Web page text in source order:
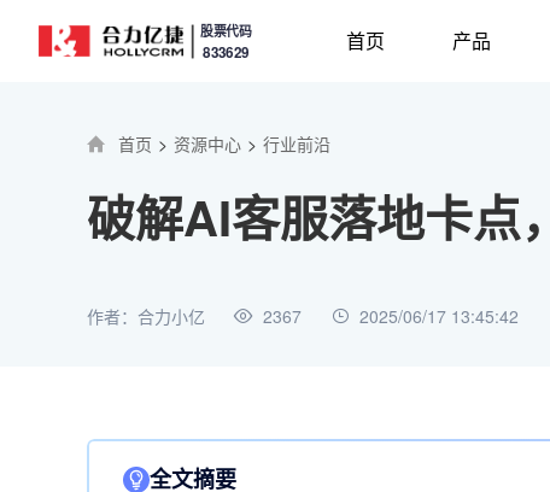
股票代码
833629 首页 产品
首页 > 资源中心 > 行业前沿
破解AI客服落地卡点
作者：合力小亿 2367 2025/06/17 13:45:42
全文摘要